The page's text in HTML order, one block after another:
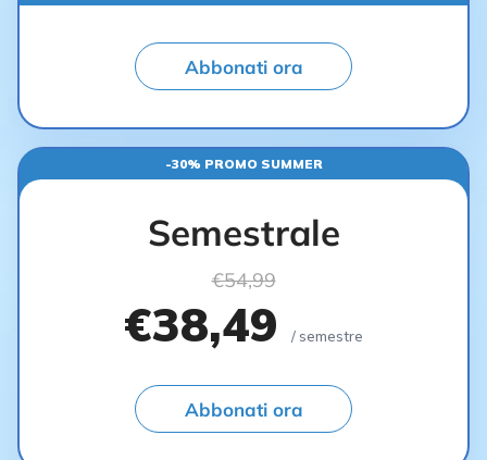
Abbonati ora
-30% PROMO SUMMER
Semestrale
€54,99
€38,49 / semestre
Abbonati ora